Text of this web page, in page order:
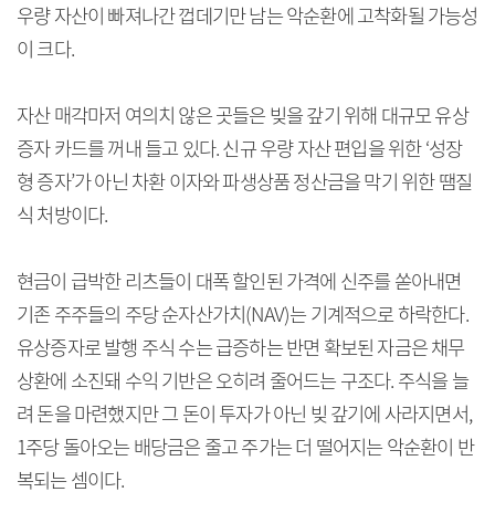
우량 자산이 빠져나간 껍데기만 남는 악순환에 고착화될 가능성
이 크다.
자산 매각마저 여의치 않은 곳들은 빚을 갚기 위해 대규모 유상
증자 카드를 꺼내 들고 있다. 신규 우량 자산 편입을 위한 ‘성장
형 증자’가 아닌 차환 이자와 파생상품 정산금을 막기 위한 땜질
식 처방이다.
현금이 급박한 리츠들이 대폭 할인된 가격에 신주를 쏟아내면
기존 주주들의 주당 순자산가치(NAV)는 기계적으로 하락한다.
유상증자로 발행 주식 수는 급증하는 반면 확보된 자금은 채무
상환에 소진돼 수익 기반은 오히려 줄어드는 구조다. 주식을 늘
려 돈을 마련했지만 그 돈이 투자가 아닌 빚 갚기에 사라지면서,
1주당 돌아오는 배당금은 줄고 주가는 더 떨어지는 악순환이 반
복되는 셈이다.